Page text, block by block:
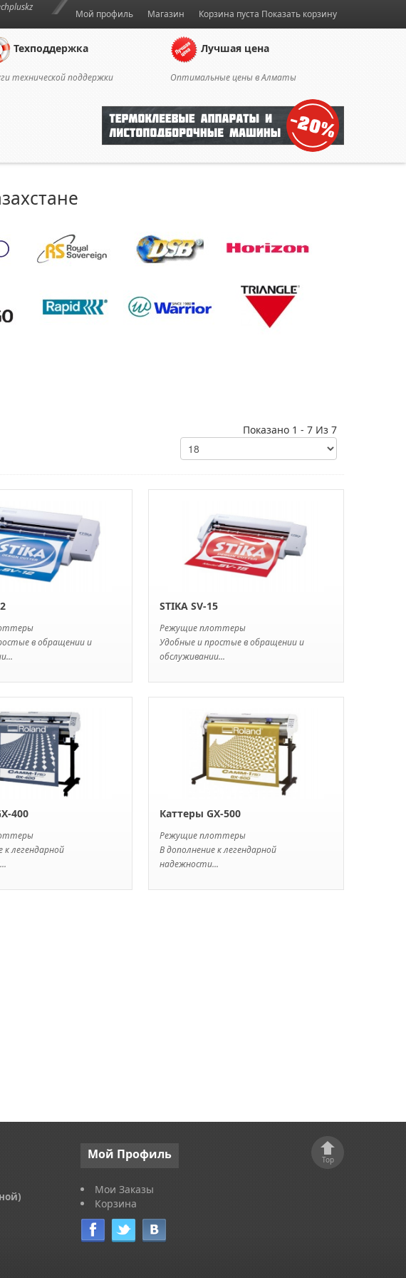
Корзина пуста Показать корзину
Мой профиль Магазин
Техподдержка
технической поддержки
Лучшая цена
Оптимальные цены в Алматы
Показано 1 - 7 Из 7
в обращении и
STIKA SV-15
Режущие плоттеры
Удобные и простые в обращении и
обслуживании...
400
к легендарной
Каттеры GX-500
Режущие плоттеры
В дополнение к легендарной
надежности...
Мой Профиль
Мои Заказы
Корзина
Top